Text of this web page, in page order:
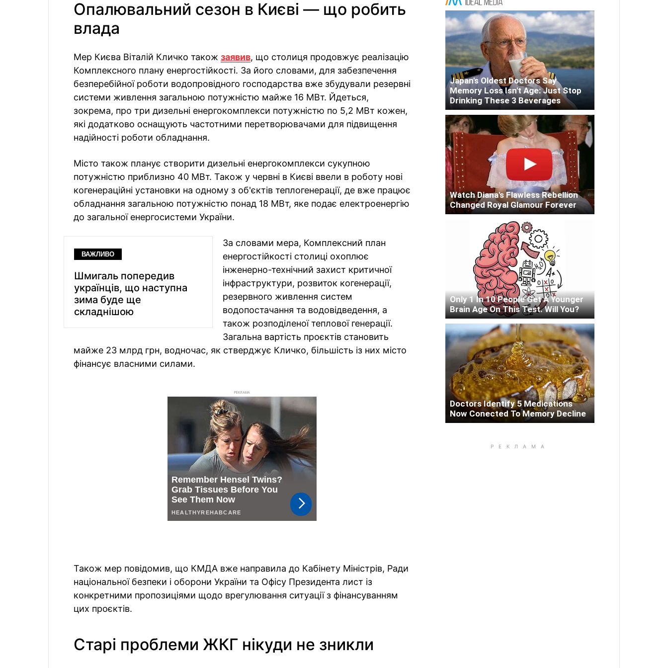
Опалювальний сезон в Києві — що робить
влада
Мер Києва Віталій Кличко також заявив, що столиця продовжує реалізацію
Комплексного плану енергостійкості. За його словами, для забезпечення
безперебійної роботи водопровідного господарства вже збудували резервні
системи живлення загальною потужністю майже 16 МВт. Йдеться,
зокрема, про три дизельні енергокомплекси потужністю по 5,2 МВт кожен,
які додатково оснащують частотними перетворювачами для підвищення
надійності роботи обладнання.
Місто також планує створити дизельні енергокомплекси сукупною
потужністю приблизно 40 МВт. Також у червні в Києві ввели в роботу нові
когенераційні установки на одному з об'єктів теплогенерації, де вже працює
обладнання загальною потужністю понад 18 МВт, яке подає електроенергію
до загальної енергосистеми України.
ВАЖЛИВО
Шмигаль попередив
українців, що наступна
зима буде ще
складнішою
За словами мера, Комплексний план
енергостійкості столиці охоплює
інженерно-технічний захист критичної
інфраструктури, розвиток когенерації,
резервного живлення систем
водопостачання та водовідведення, а
також розподіленої теплової генерації.
Загальна вартість проєктів становить
майже 23 млрд грн, водночас, як стверджує Кличко, більшість із них місто
фінансує власними силами.
РЕКЛАМА
Також мер повідомив, що КМДА вже направила до Кабінету Міністрів, Ради
національної безпеки і оборони України та Офісу Президента лист із
конкретними пропозиціями щодо врегулювання ситуації з фінансуванням
цих проєктів.
Старі проблеми ЖКГ нікуди не зникли
Japan's Oldest Doctors Say
Memory Loss Isn't Age: Just Stop
Drinking These 3 Beverages
Watch Diana's Flawless Rebellion
Changed Royal Glamour Forever
Only 1 In 10 People Get A Younger
Brain Age On This Test. Will You?
Doctors Identify 5 Medications
Now Conected To Memory Decline